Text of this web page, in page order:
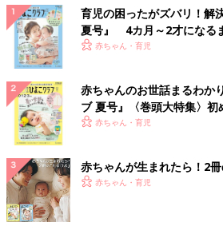
育児の困ったがズバリ！解
夏号』 4カ月～2才になる
いっぱい！
赤ちゃん・育児
赤ちゃんのお世話まるわか
ブ 夏号』〈巻頭大特集〉
く！ おっぱい・ミルクの基
赤ちゃん・育児
赤ちゃんが生まれたら！2冊
赤ちゃん・育児